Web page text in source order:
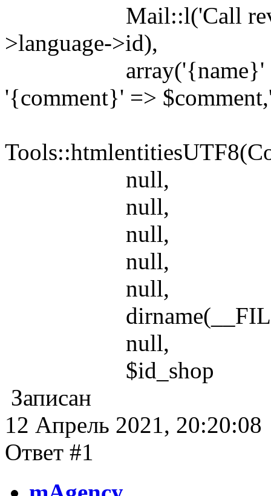
Mail::l('Call
>language->id),
array('{name}' =>
'{comment}' =>
null,
null,
null,
null,
null,
null,
$id_shop
Записан
12 Апрель 2021, 20:20:08
Ответ #1